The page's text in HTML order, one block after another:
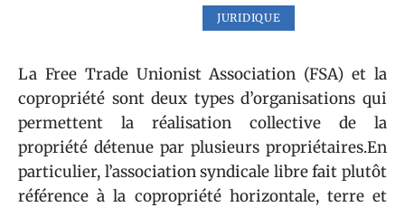
JURIDIQUE
La Free Trade Unionist Association (FSA) et la
copropriété sont deux types d’organisations qui
permettent la réalisation collective de la
propriété détenue par plusieurs propriétaires.En
particulier, l’association syndicale libre fait plutôt
référence à la copropriété horizontale, terre et